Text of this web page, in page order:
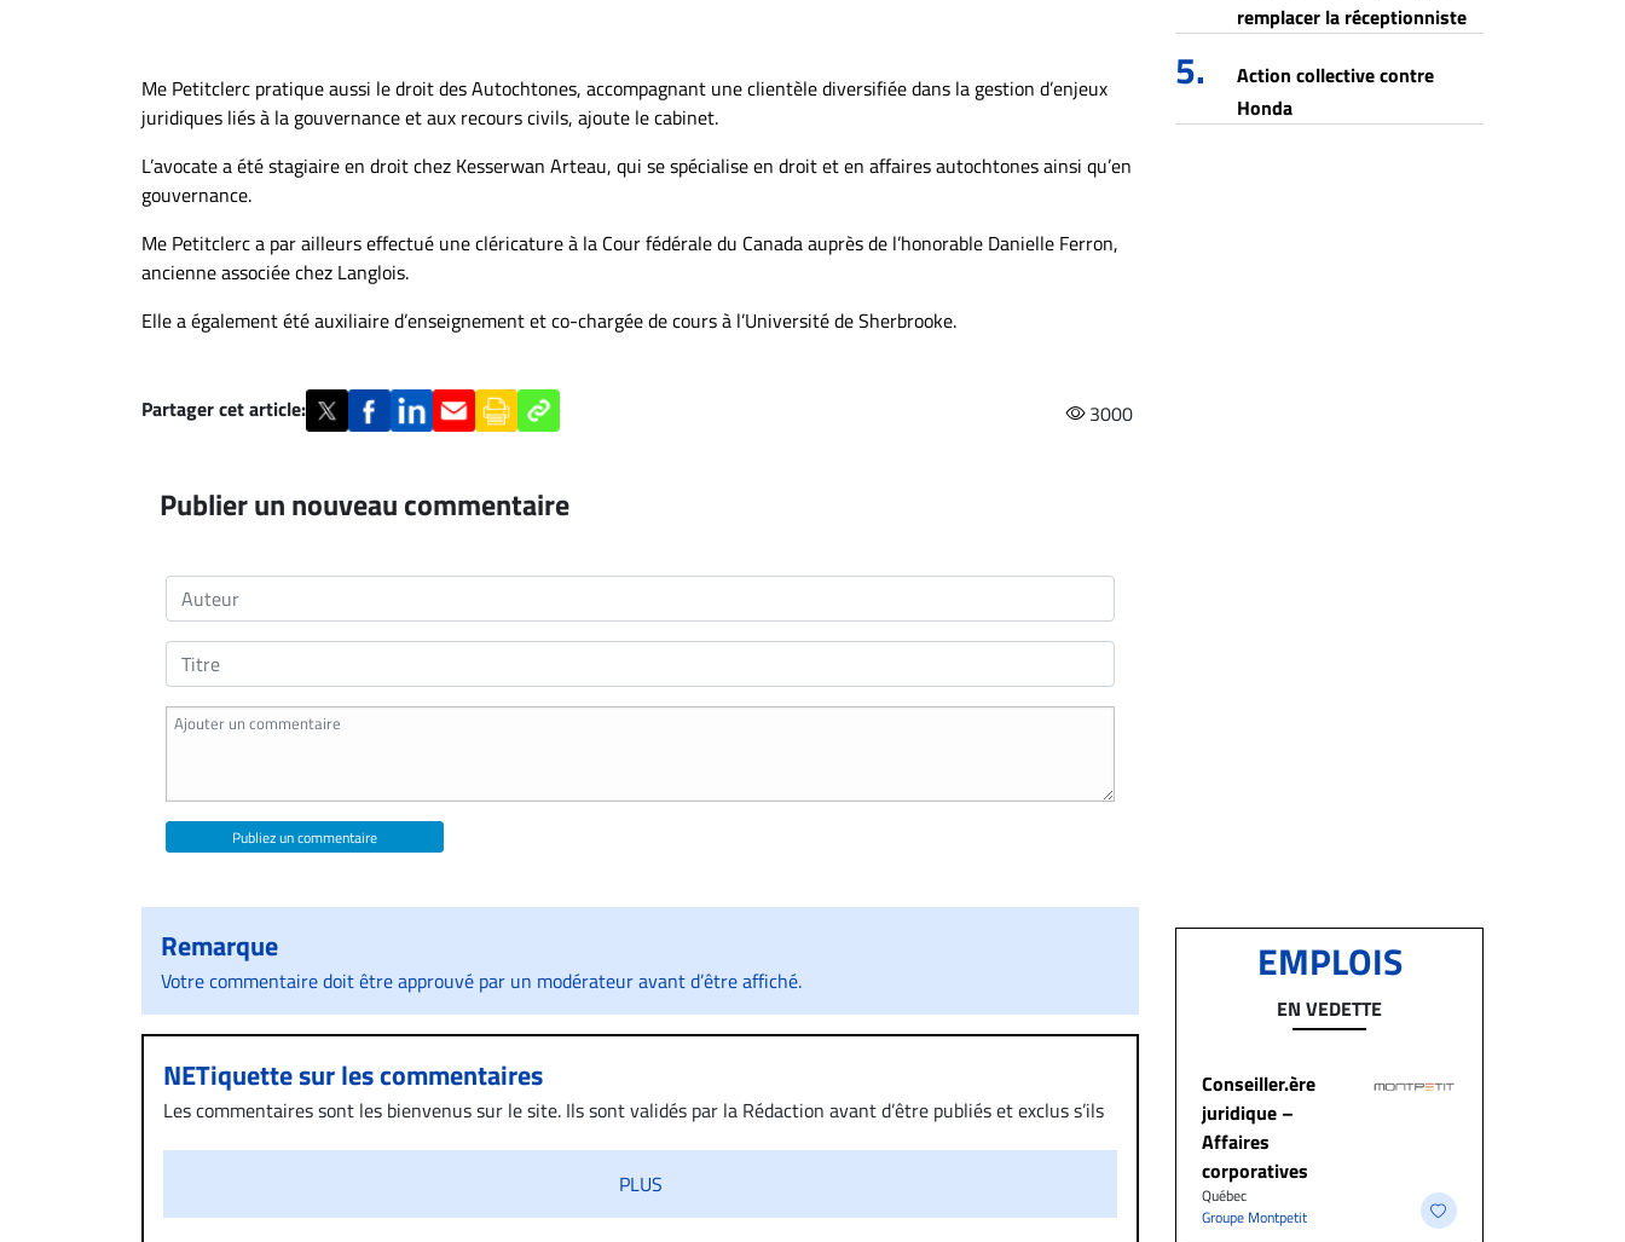
Me Petitclerc pratique aussi le droit des Autochtones, accompagnant une clientèle diversifiée dans la gestion d’enjeux
juridiques liés à la gouvernance et aux recours civils, ajoute le cabinet.
L’avocate a été stagiaire en droit chez Kesserwan Arteau, qui se spécialise en droit et en affaires autochtones ainsi qu’en
gouvernance.
Me Petitclerc a par ailleurs effectué une cléricature à la Cour fédérale du Canada auprès de l’honorable Danielle Ferron,
ancienne associée chez Langlois.
Elle a également été auxiliaire d’enseignement et co-chargée de cours à l’Université de Sherbrooke.
Partager cet article: 3000
Publier un nouveau commentaire
Publiez un commentaire
Remarque
Votre commentaire doit être approuvé par un modérateur avant d’être affiché.
NETiquette sur les commentaires
Les commentaires sont les bienvenus sur le site. Ils sont validés par la Rédaction avant d’être publiés et exclus s’ils
Si votre demande apparait légitime, le commentaire sera retiré sur le champ. Vous pouvez également utiliser
l’espace dédié aux commentaires pour publier, dans les mêmes conditions de validation, un droit de réponse.
PLUS
remplacer la réceptionniste
5.
Action collective contre
Honda
EMPLOIS
EN VEDETTE
Conseiller.ère
juridique –
Affaires
corporatives
Québec
Groupe Montpetit